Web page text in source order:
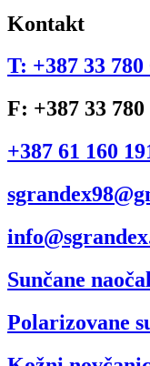
Kontakt
T: +387 33 780
F: +387 33 780
+387 61 160
Sunčane
Polarizovane